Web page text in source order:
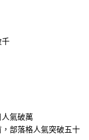
千
人氣破萬
部落格人氣突破五十